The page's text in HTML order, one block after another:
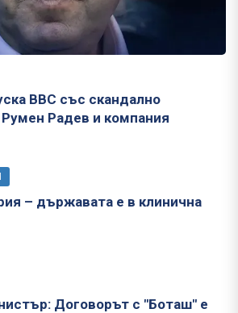
ВВС със скандално
Радев и компания
– държавата е в клинична
Договорът с "Боташ" е